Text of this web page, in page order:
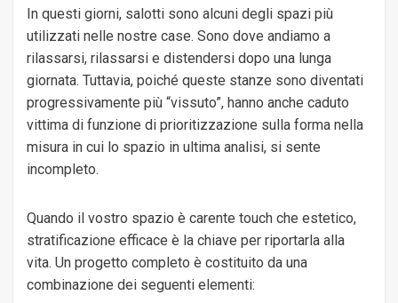
In questi giorni, salotti sono alcuni degli spazi più
utilizzati nelle nostre case. Sono dove andiamo a
rilassarsi, rilassarsi e distendersi dopo una lunga
giornata. Tuttavia, poiché queste stanze sono diventati
progressivamente più “vissuto”, hanno anche caduto
vittima di funzione di prioritizzazione sulla forma nella
misura in cui lo spazio in ultima analisi, si sente
incompleto.
Quando il vostro spazio è carente touch che estetico,
stratificazione efficace è la chiave per riportarla alla
vita. Un progetto completo è costituito da una
combinazione dei seguenti elementi: